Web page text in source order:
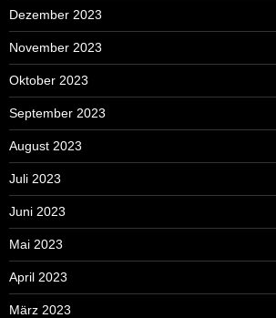
Dezember 2023
November 2023
Oktober 2023
September 2023
August 2023
Juli 2023
Juni 2023
Mai 2023
April 2023
März 2023